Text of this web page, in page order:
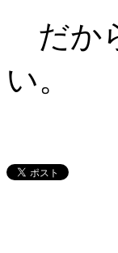
だか
い。